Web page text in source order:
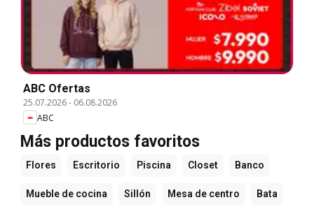
ABC Ofertas
25.07.2026- 06.08.2026
ABC
Más productos favoritos
Flores Escritorio Piscina Closet Banco
Mueble de cocina Sillón Mesa de centro Bata